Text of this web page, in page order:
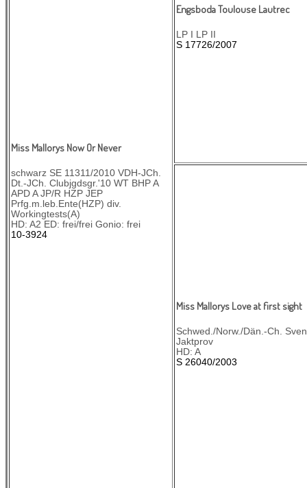
Miss Mallorys Now Or Never
schwarz SE 11311/2010 VDH-JCh.
Dt.-JCh. Clubjgdsgr.'10 WT BHP A
APD A JP/R HZP JEP
Prfg.m.leb.Ente(HZP) div.
Workingtests(A)
HD: A2 ED: frei/frei Gonio: frei
10-3924
Engsboda Toulouse Lautrec
LP I LP II
S 17726/2007
Miss Mallorys Love at first sight
Schwed./Norw./Dän.-Ch.
Jaktprov
HD: A
S 26040/2003